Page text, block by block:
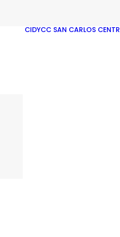
CIDYCC SAN CARLOS